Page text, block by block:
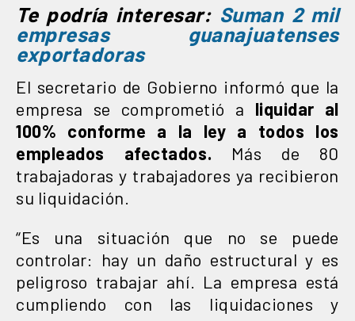
Te podría interesar: Suman 2 mil
empresas guanajuatenses
exportadoras
El secretario de Gobierno informó que la
empresa se comprometió a liquidar al
100% conforme a la ley a todos los
empleados afectados. Más de 80
trabajadoras y trabajadores ya recibieron
su liquidación.
“Es una situación que no se puede
controlar: hay un daño estructural y es
peligroso trabajar ahí. La empresa está
cumpliendo con las liquidaciones y